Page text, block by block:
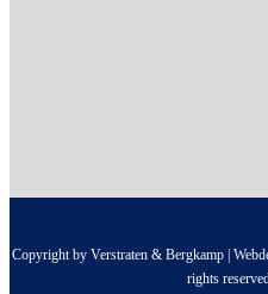
Copyright by Verstraten & Bergkamp |
rights